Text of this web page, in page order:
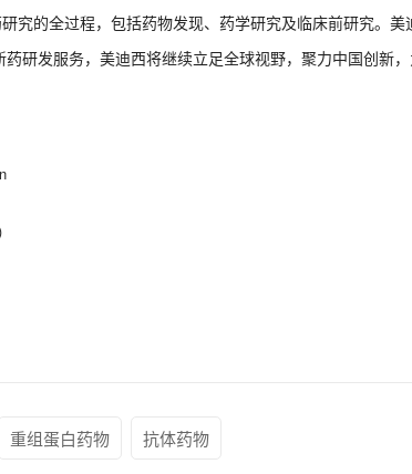
究的全过程，包括药物发现、药学研究及临床前研究。
研发服务，美迪西将继续立足全球视野，聚力中国创新，
重组蛋白药物 抗体药物